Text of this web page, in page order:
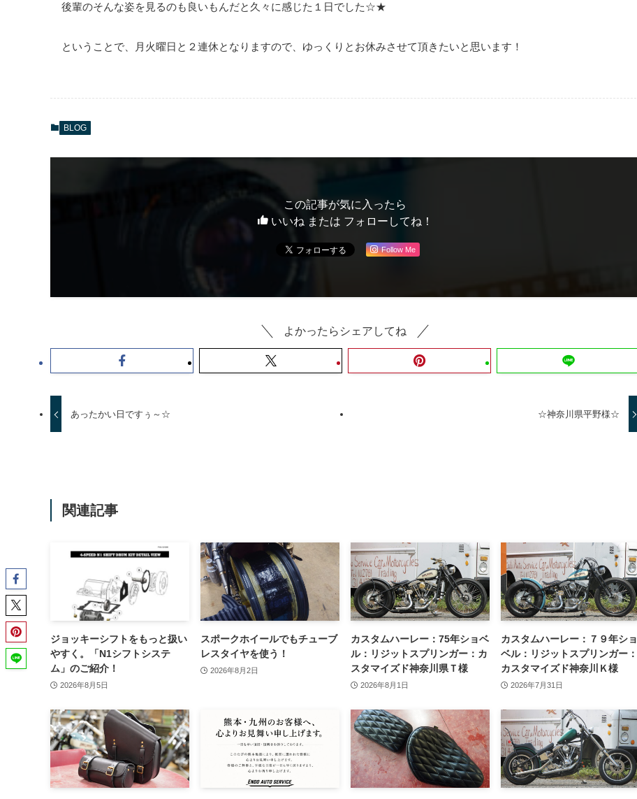
後輩のそんな姿を見るのも良いもんだと久々に感じた１日でした☆★
ということで、月火曜日と２連休となりますので、ゆっくりとお休みさせて頂きたいと思います！
BLOG
この記事が気に入ったら
いいね または フォローしてね！
Follow Me
よかったらシェアしてね
あったかい日ですぅ～☆ ☆神奈川県平野様☆
関連記事
ジョッキーシフトをもっと扱い
やすく。「N1シフトシステ
ム」のご紹介！
2026年8月5日
スポークホイールでもチューブ
レスタイヤを使う！
2026年8月2日
カスタムハーレー：75年ショベ
ル：リジットスプリンガー：カ
スタマイズド神奈川県Ｔ様
2026年8月1日
カスタムハーレー：７９年ショ
ベル：リジットスプリンガー：
カスタマイズド神奈川Ｋ様
2026年7月31日